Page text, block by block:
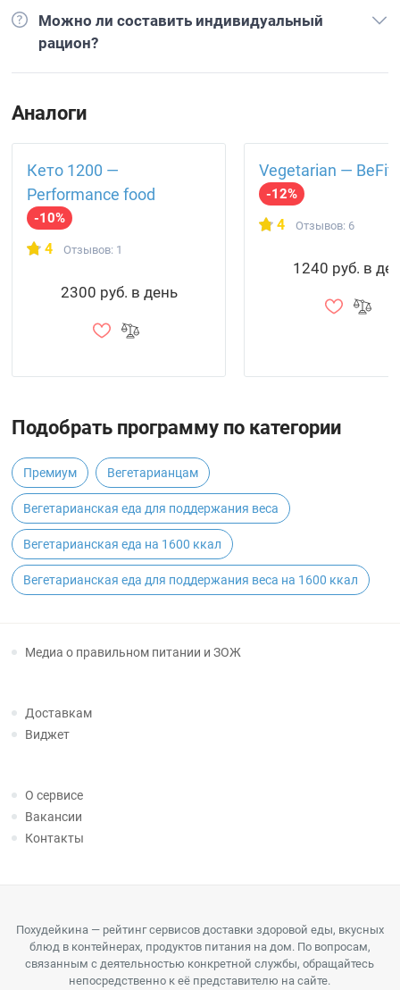
Можно ли составить индивидуальный
рацион?
Аналоги
Кето 1200 —
Performance food
-10%
4 Отзывов: 1
2300 руб. в день
Vegetarian — BeFit
-12%
4 Отзывов: 6
1240 руб. в
Подобрать программу по категории
Премиум Вегетарианцам
Вегетарианская еда для поддержания веса
Вегетарианская еда на 1600 ккал
Вегетарианская еда для поддержания веса на 1600 ккал
Медиа о правильном питании и ЗОЖ
Доставкам
Виджет
О сервисе
Вакансии
Контакты
Похудейкина — рейтинг сервисов доставки здоровой еды, вкусных
блюд в контейнерах, продуктов питания на дом. По вопросам,
связанным с деятельностью конкретной службы, обращайтесь
непосредственно к её представителю на сайте.